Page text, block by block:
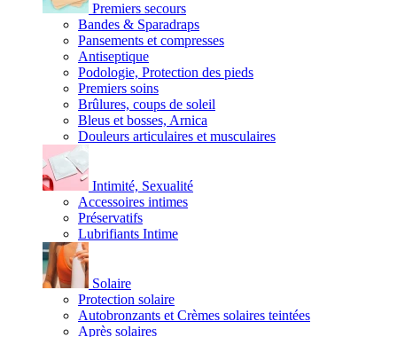
Premiers secours
Bandes & Sparadraps
Pansements et compresses
Antiseptique
Podologie, Protection des pieds
Premiers soins
Brûlures, coups de soleil
Bleus et bosses, Arnica
Douleurs articulaires et musculaires
Intimité, Sexualité
Accessoires intimes
Préservatifs
Lubrifiants Intime
Solaire
Protection solaire
Autobronzants et Crèmes solaires teintées
Après solaires